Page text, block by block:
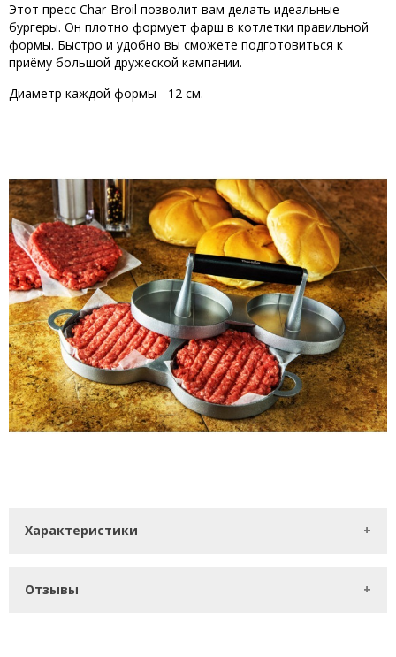
Этот пресс Char-Broil позволит вам делать идеальные
бургеры. Он плотно формует фарш в котлетки правильной
формы. Быстро и удобно вы сможете подготовиться к
приёму большой дружеской кампании.
Диаметр каждой формы - 12 см.
Характеристики
Отзывы